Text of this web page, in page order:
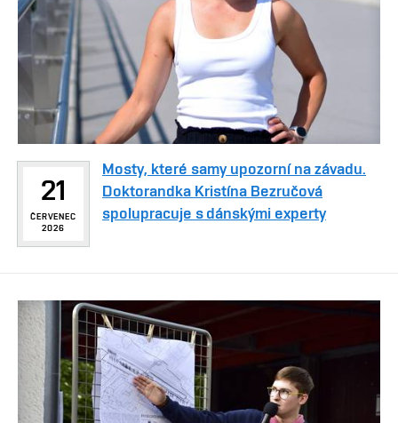
21
ČERVENEC
2026
Mosty, které samy upozorní na závadu.
Doktorandka Kristína Bezručová
spolupracuje s dánskými experty